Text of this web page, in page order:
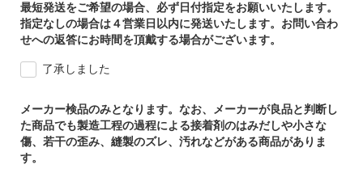
最短発送をご希望の場合、必ず日付指定をお願いいたします。
指定なしの場合は４営業日以内に発送いたします。お問い合わ
せへの返答にお時間を頂戴する場合がございます。
了承しました
メーカー検品のみとなります。なお、メーカーが良品と判断し
た商品でも製造工程の過程による接着剤のはみだしや小さな
傷、若干の歪み、縫製のズレ、汚れなどがある商品がありま
す。